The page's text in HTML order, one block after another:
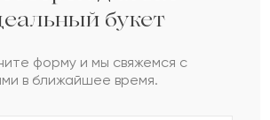
2022-07-26
букет
форму и мы свяжемся с
в ближайшее время.